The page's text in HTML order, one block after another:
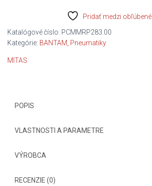
Pridať medzi obľúbené
Katalógové číslo: PCMMRP283.00
Kategórie: BANTAM Pneumatiky
MITAS
POPIS
VLASTNOSTI A PARAMETRE
VÝROBCA
RECENZIE (0)